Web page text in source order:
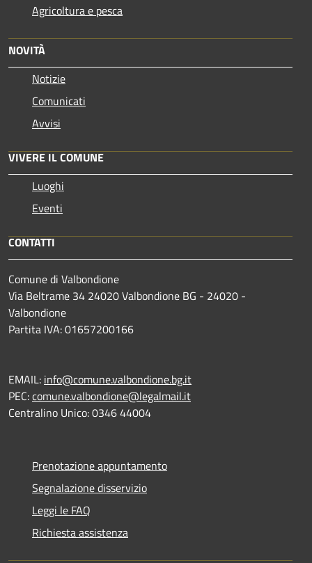
Agricoltura e pesca
NOVITÀ
Notizie
Comunicati
Avvisi
VIVERE IL COMUNE
Luoghi
Eventi
CONTATTI
Comune di Valbondione
Via Beltrame 34 24020 Valbondione BG - 24020 -
Valbondione
Partita IVA: 01657200166
EMAIL: info@comune.valbondione.bg.it
PEC:comune.valbondione@legalmail.it
Centralino Unico: 0346 44004
Prenotazione appuntamento
Segnalazione disservizio
Leggi le FAQ
Richiesta assistenza